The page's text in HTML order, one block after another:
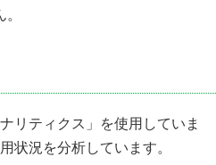
リティクス」を使用していま
況を分析しています。